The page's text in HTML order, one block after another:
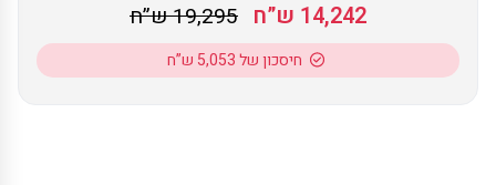
14,242 ש”ח 19,295 ש”ח
חיסכון של 5,053 ש”ח